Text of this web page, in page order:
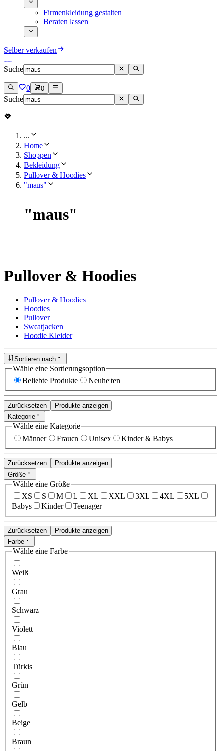
Firmenkleidung gestalten
Beraten lassen
Selber verkaufen
Suche
0 0
Suche
...
Home
Shoppen
Bekleidung
Pullover & Hoodies
"maus"
"maus"
Pullover & Hoodies
Pullover & Hoodies
Hoodies
Pullover
Sweatjacken
Hoodie Kleider
Sortieren nach
Wähle eine Sortierungsoption
Beliebte Produkte
Neuheiten
Zurücksetzen
Produkte anzeigen
Kategorie
Wähle eine Kategorie
Männer
Frauen Unisex Kinder & Babys
Zurücksetzen
Produkte anzeigen
Größe
Wähle eine Größe
XS
S M L XL XXL 3XL 4XL
5XL
Babys
Kinder Teenager
Zurücksetzen
Produkte anzeigen
Farbe
Wähle eine Farbe
Weiß
Grau
Schwarz
Violett
Blau
Türkis
Grün
Gelb
Beige
Braun